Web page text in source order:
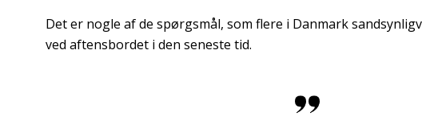
Det er nogle af de spørgsmål, som flere i Danmark
ved aftensbordet i den seneste tid.